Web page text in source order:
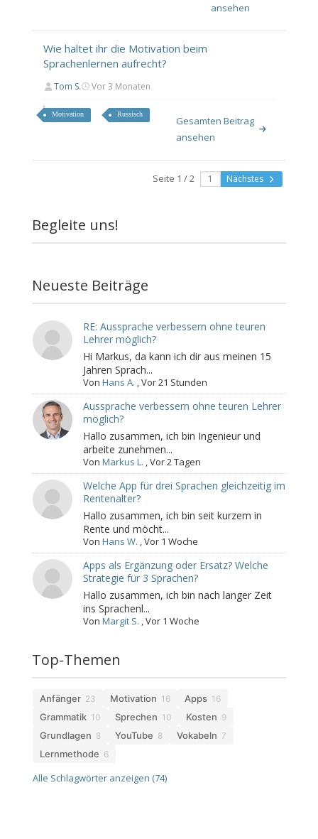
ansehen
Wie haltet ihr die Motivation beim
Sprachenlernen aufrecht?
Tom S. Vor 3 Monaten
Motivation Russisch
Gesamten Beitrag
ansehen
Seite 1 / 2 Nächstes
Begleite uns!
Neueste Beiträge
RE: Aussprache verbessern ohne teuren
Lehrer möglich?
Hi Markus, da kann ich dir aus meinen 15
Jahren Sprach...
VonHans A. ,Vor 21 Stunden
Aussprache verbessern ohne teuren Lehrer
möglich?
Hallo zusammen, ich bin Ingenieur und
arbeite zunehmen...
VonMarkus L. ,Vor 2 Tagen
Welche App für drei Sprachen gleichzeitig im
Rentenalter?
Hallo zusammen, ich bin seit kurzem in
Rente und möcht...
VonHans W. ,Vor 1 Woche
Apps als Ergänzung oder Ersatz? Welche
Strategie für 3 Sprachen?
Hallo zusammen, ich bin nach langer Zeit
ins Sprachenl...
VonMargit S. ,Vor 1 Woche
Top-Themen
Anfänger 23 Motivation 16 Apps 16
Grammatik 10 Sprechen 10 Kosten 9
Grundlagen 8 YouTube 8 Vokabeln 7
Lernmethode 6
Alle Schlagwörter anzeigen (74)